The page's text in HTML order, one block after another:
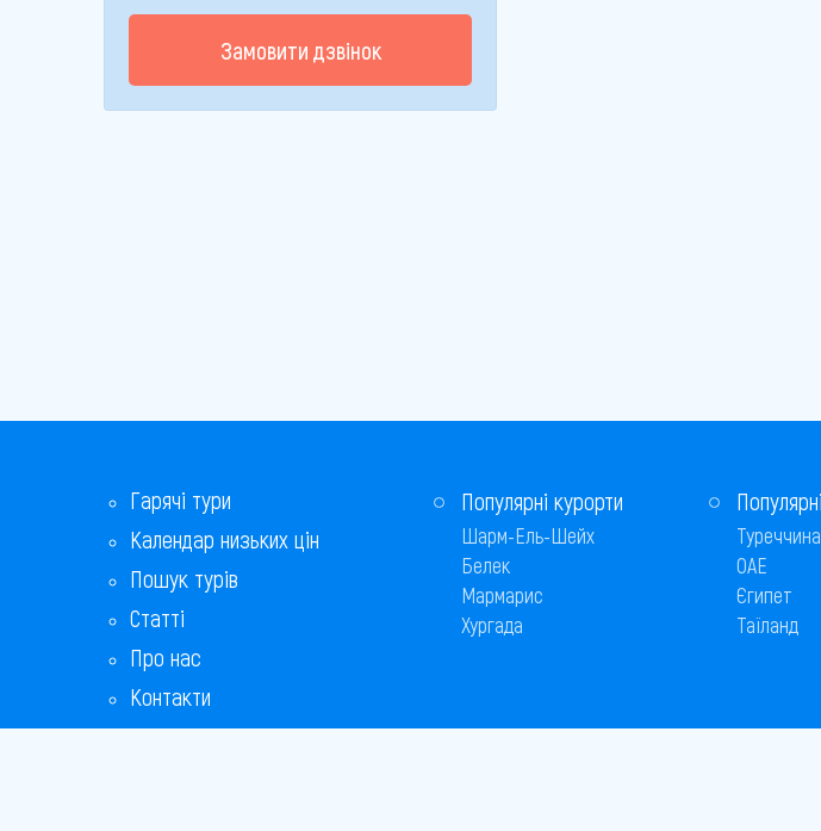
Замовити дзвінок
Гарячі тури
Календар низьких цін
Пошук турів
Статті
Про нас
Контакти
Бонусна програма
Популярні курорти
Шарм-Ель-Шейх
Белек
Мармарис
Хургада
Туреччина
ОАЕ
Єгипет
Таїланд